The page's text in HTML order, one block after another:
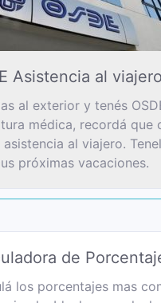
Asistencia al viajero
al exterior y tenés
médica, recordá que
asistencia al viajero.
próximas vacaciones.
de
los porcentajes mas